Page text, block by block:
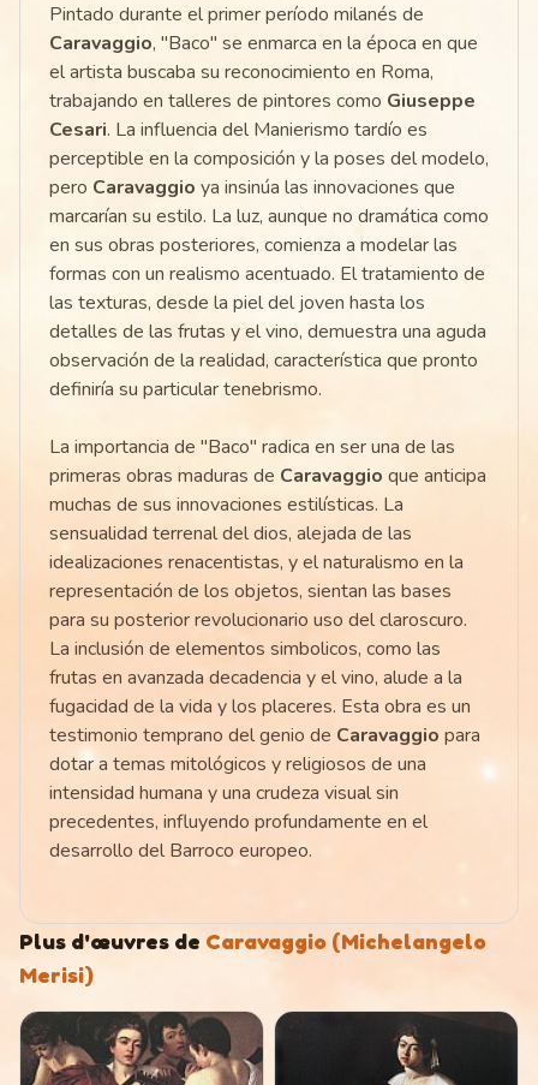
Pintado durante el primer período milanés de
Caravaggio, "Baco" se enmarca en la época en que
el artista buscaba su reconocimiento en Roma,
trabajando en talleres de pintores como Giuseppe
Cesari. La influencia del Manierismo tardío es
perceptible en la composición y la poses del modelo,
pero Caravaggio ya insinúa las innovaciones que
marcarían su estilo. La luz, aunque no dramática como
en sus obras posteriores, comienza a modelar las
formas con un realismo acentuado. El tratamiento de
las texturas, desde la piel del joven hasta los
detalles de las frutas y el vino, demuestra una aguda
observación de la realidad, característica que pronto
definiría su particular tenebrismo.
La importancia de "Baco" radica en ser una de las
primeras obras maduras de Caravaggio que anticipa
muchas de sus innovaciones estilísticas. La
sensualidad terrenal del dios, alejada de las
idealizaciones renacentistas, y el naturalismo en la
representación de los objetos, sientan las bases
para su posterior revolucionario uso del claroscuro.
La inclusión de elementos simbolicos, como las
frutas en avanzada decadencia y el vino, alude a la
fugacidad de la vida y los placeres. Esta obra es un
testimonio temprano del genio de Caravaggio para
dotar a temas mitológicos y religiosos de una
intensidad humana y una crudeza visual sin
precedentes, influyendo profundamente en el
desarrollo del Barroco europeo.
Plus d'œuvres de Caravaggio (Michelangelo
Merisi)